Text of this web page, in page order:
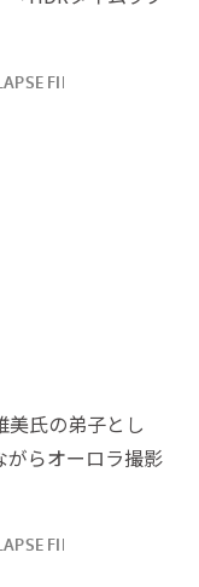
美氏の弟子とし
がらオーロラ撮影